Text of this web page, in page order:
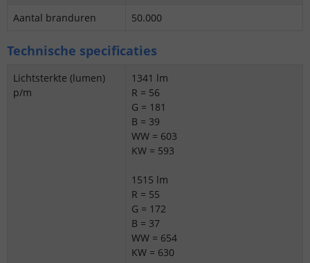
Aantal branduren
50.000
Technische specificaties
Lichtsterkte (lumen)
p/m
1341 lm
R = 56
G = 181
B = 39
WW = 603
KW = 593
1515 lm
R = 55
G = 172
B = 37
WW = 654
KW = 630